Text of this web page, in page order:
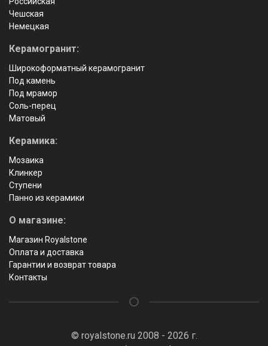
Чешская
Немецкая
Керамогранит:
Широкоформатный керамогранит
Под камень
Под мрамор
Соль-перец
Матовый
Керамика:
Мозаика
Клинкер
Ступени
Панно из керамики
О магазине:
Магазин Royalstone
Оплата и доставка
Гарантии и возврат товара
Контакты
© royalstone.ru 2008 - 2026 г.